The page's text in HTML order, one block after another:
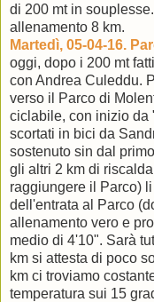
di 200 mt in
allenamento 8 km.
Martedì, 05-04-16.
oggi, dopo i 200 mt
con Andrea Culeddu.
verso il Parco di
ciclabile, con inizio da
scortati in bici da
sostenuto sin dal
gli altri 2 km di
raggiungere il Parco)
dell'entrata al Parco
allenamento vero e
medio di 4'10". Sarà
km si attesta di poco
km ci troviamo
temperatura sui 15